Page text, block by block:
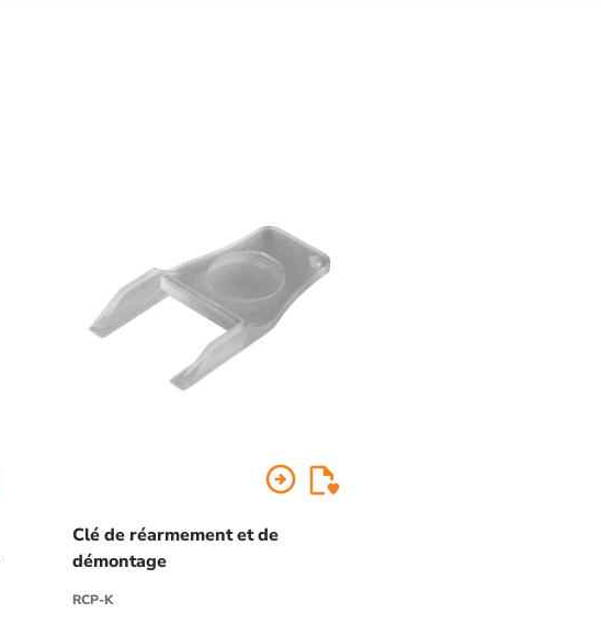
arrow_circle_right
Clé de réarmement et de
démontage
RCP-K